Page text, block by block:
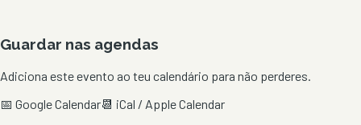
Guardar nas agendas
Adiciona este evento ao teu calendário para não perderes.
📅 Google Calendar📆 iCal / Apple Calendar